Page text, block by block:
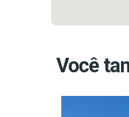
Você